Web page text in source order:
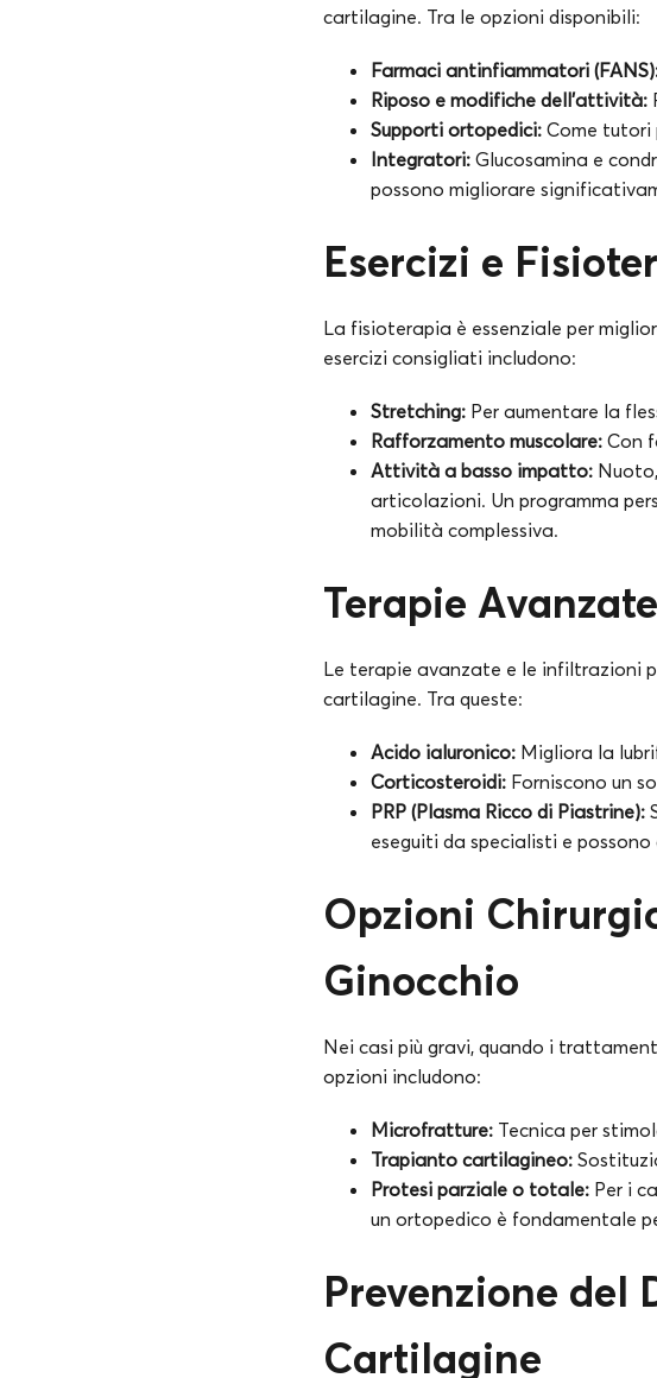
cartilagine. Tra le opzioni disponibili:
Farmaci antinfiammatori
Riposo e modifiche dell’attività:
Supporti ortopedici: Come tutori
Integratori: Glucosamina e
possono migliorare
Esercizi e
La fisioterapia è essenziale per
esercizi consigliati includono:
Stretching: Per aumentare la
Rafforzamento muscolare: Con
Attività a basso impatto:
articolazioni. Un programma
mobilità complessiva.
Terapie
Le terapie avanzate e le infiltrazioni
cartilagine. Tra queste:
Acido ialuronico: Migliora la
Corticosteroidi: Forniscono un
PRP (Plasma Ricco di Piastrine):
eseguiti da specialisti e
Opzioni
Ginocchio
Nei casi più gravi, quando i
opzioni includono:
Microfratture: Tecnica per
Trapianto cartilagineo:
Protesi parziale o totale: Per i
un ortopedico è fondamentale
Prevenzione del
Cartilagine